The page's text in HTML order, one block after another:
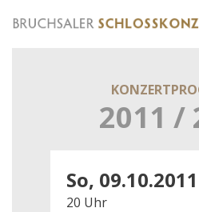
2011 /
So, 09.10.2011
20 Uhr